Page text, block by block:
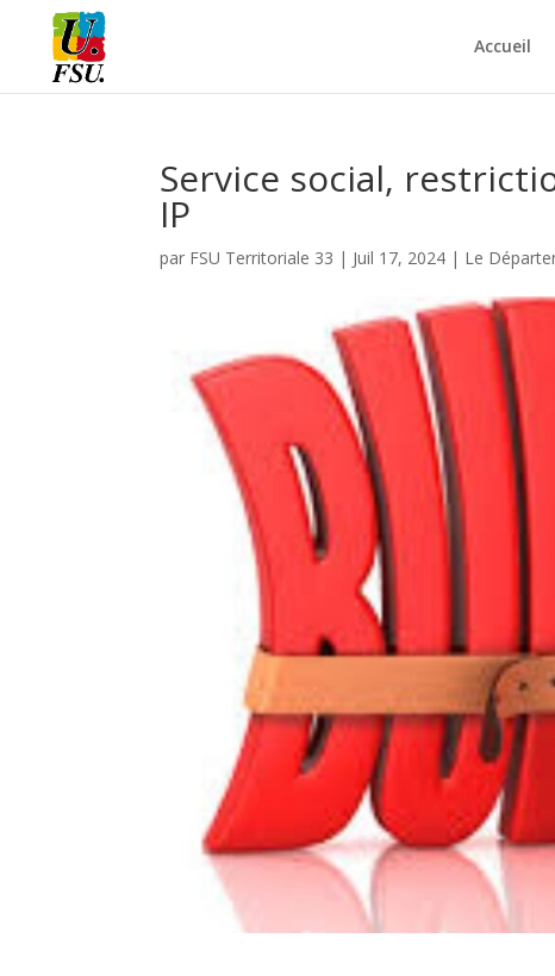
Accueil
Service social,
IP
par FSU Territoriale 33 | Juil 17, 2024 | Le